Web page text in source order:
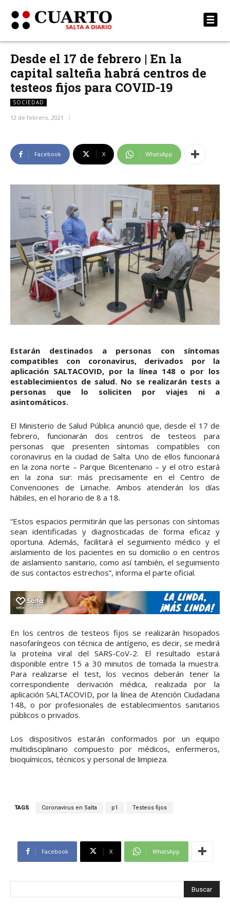
Desde el 17 de febrero | En la
capital salteña habrá centros de
testeos fijos para COVID-19
SOCIEDAD
12 de febrero, 2021
Facebook X WhatsApp
Estarán destinados a personas con síntomas
compatibles con coronavirus, derivados por la
aplicación SALTACOVID, por la línea 148 o por los
establecimientos de salud. No se realizarán tests a
personas que lo soliciten por viajes ni a
asintomáticos.
El Ministerio de Salud Pública anunció que, desde el 17 de
febrero, funcionarán dos centros de testeos para
personas que presenten síntomas compatibles con
coronavirus en la ciudad de Salta. Uno de ellos funcionará
en la zona norte – Parque Bicentenario – y el otro estará
en la zona sur: más precisamente en el Centro de
Convenciones de Limache. Ambos atenderán los días
hábiles, en el horario de 8 a 18.
“Estos espacios permitirán que las personas con síntomas
sean identificadas y diagnosticadas de forma eficaz y
oportuna. Además, facilitará el seguimiento médico y el
aislamiento de los pacientes en su domicilio o en centros
de aislamiento sanitario, como así también, el seguimiento
de sus contactos estrechos”, informa el parte oficial.
En los centros de testeos fijos se realizarán hisopados
nasofaríngeos con técnica de antígeno, es decir, se medirá
la proteína viral del SARS-CoV-2. El resultado estará
disponible entre 15 a 30 minutos de tomada la muestra.
Para realizarse el test, los vecinos deberán tener la
correspondiente derivación médica, realizada por la
aplicación SALTACOVID, por la línea de Atención Ciudadana
148, o por profesionales de establecimientos sanitarios
públicos o privados.
Los dispositivos estarán conformados por un equipo
multidisciplinario compuesto por médicos, enfermeros,
bioquímicos, técnicos y personal de limpieza.
TAGS Coronavirus en Salta p1 Testeos fijos
Facebook X WhatsApp